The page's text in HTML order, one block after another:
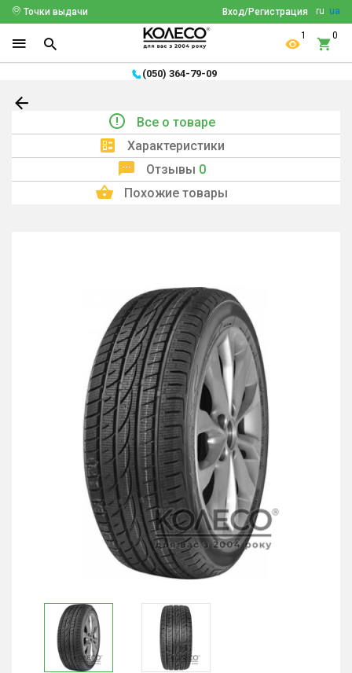
ru ua
Вход/Регистрация
Точки выдачи
1 0
(050) 364-79-09
Все о товаре
Характеристики
Отзывы 0
Похожие товары